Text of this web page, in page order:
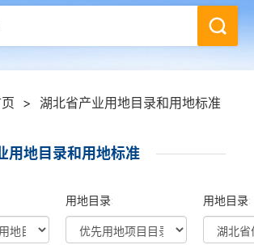
> 湖北省产业用地目录和用地标准
用地目录和用地标准
用地目录: 用地目录: